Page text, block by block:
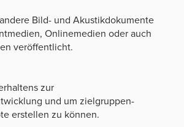
Bild- und Akustikdokumente
Onlinemedien oder auch
veröffentlicht.
zur
und um zielgruppen-
erstellen zu können.